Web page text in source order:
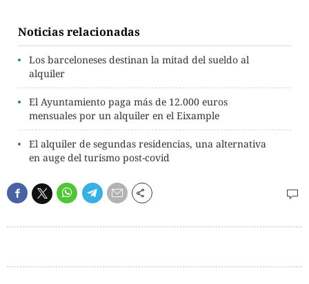
Noticias relacionadas
Los barceloneses destinan la mitad del sueldo al
alquiler
El Ayuntamiento paga más de 12.000 euros
mensuales por un alquiler en el Eixample
El alquiler de segundas residencias, una alternativa
en auge del turismo post-covid